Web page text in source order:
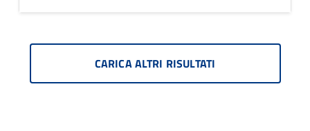
ecc.
CARICA ALTRI RISULTATI